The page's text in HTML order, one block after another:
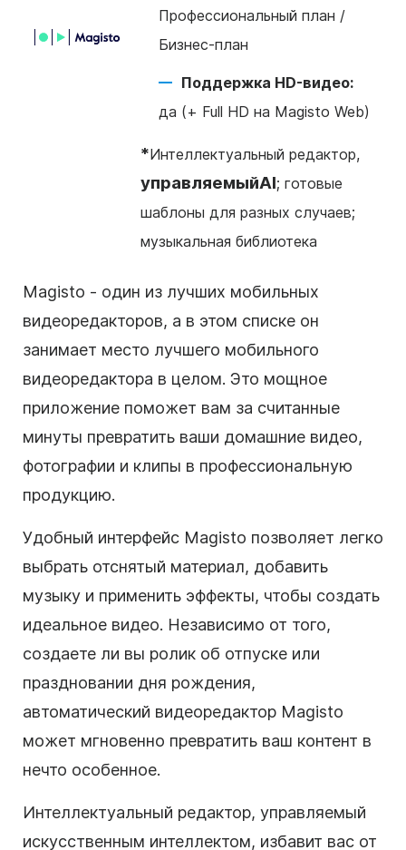
Профессиональный план /
Бизнес-план
Поддержка HD-видео:
да (+ Full HD на Magisto Web)
*Интеллектуальный редактор,
управляемыйAI; готовые
шаблоны для разных случаев;
музыкальная библиотека
Magisto - один из лучших мобильных
видеоредакторов, а в этом списке он
занимает место лучшего мобильного
видеоредактора в целом. Это мощное
приложение поможет вам за считанные
минуты превратить ваши домашние видео,
фотографии и клипы в профессиональную
продукцию.
Удобный интерфейс Magisto позволяет легко
выбрать отснятый материал, добавить
музыку и применить эффекты, чтобы создать
идеальное видео. Независимо от того,
создаете ли вы ролик об отпуске или
праздновании дня рождения,
автоматический видеоредактор Magisto
может мгновенно превратить ваш контент в
нечто особенное.
Интеллектуальный редактор, управляемый
искусственным интеллектом, избавит вас от